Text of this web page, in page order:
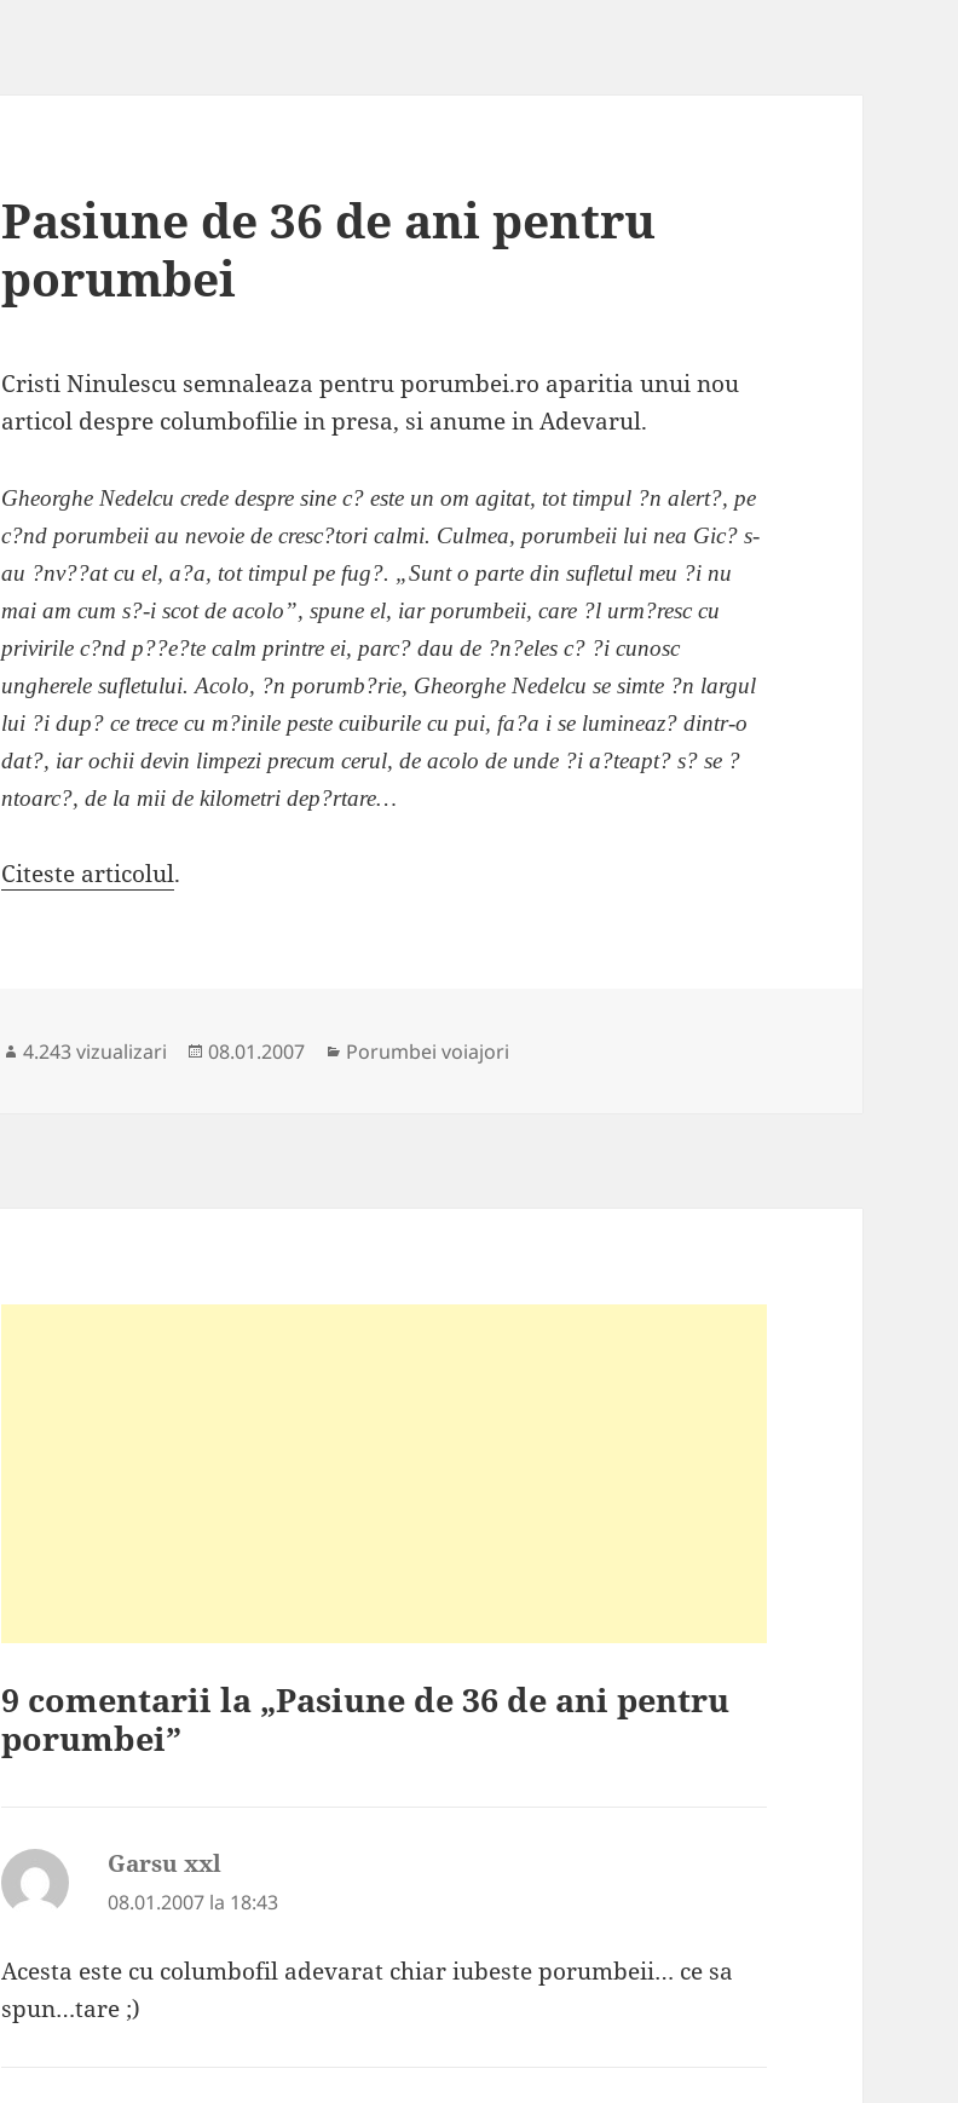
Pasiune de 36 de ani pentru
porumbei
Cristi Ninulescu semnaleaza pentru porumbei.ro aparitia unui nou
articol despre columbofilie in presa, si anume in Adevarul.
Gheorghe Nedelcu crede despre sine c? este un om agitat, tot timpul ?n alert?, pe
c?nd porumbeii au nevoie de cresc?tori calmi. Culmea, porumbeii lui nea Gic? s-
au ?nv??at cu el, a?a, tot timpul pe fug?. „Sunt o parte din sufletul meu ?i nu
mai am cum s?-i scot de acolo”, spune el, iar porumbeii, care ?l urm?resc cu
privirile c?nd p??e?te calm printre ei, parc? dau de ?n?eles c? ?i cunosc
ungherele sufletului. Acolo, ?n porumb?rie, Gheorghe Nedelcu se simte ?n largul
lui ?i dup? ce trece cu m?inile peste cuiburile cu pui, fa?a i se lumineaz? dintr-o
dat?, iar ochii devin limpezi precum cerul, de acolo de unde ?i a?teapt? s? se ?
ntoarc?, de la mii de kilometri dep?rtare…
Citeste articolul.
4.243 vizualizari
Publicat
08.01.2007 Categorii
Porumbei voiajori
9 comentarii la „Pasiune de 36 de ani pentru
porumbei”
Garsu xxl
08.01.2007 la 18:43
Acesta este cu columbofil adevarat chiar iubeste porumbeii… ce sa
spun…tare ;)